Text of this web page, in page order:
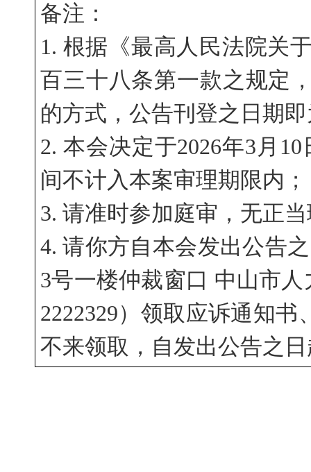
备注：
1. 根据《最高人民法院关
百三十八条第一款之规定
的方式，公告刊登之日期
2. 本会决定于2026年3月
间不计入本案审理期限内；
3. 请准时参加庭审，无正
4. 请你方自本会发出公告
3号一楼仲裁窗口 中山市
2222329）领取应诉通知
不来领取，自发出公告之